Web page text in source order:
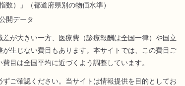
）」（都道府県別の物価水準）
開データ
が大きい一方、医療費（診療報酬は全国一律）や国立
生じない費目もあります。本サイトでは、この費目ご
目は全国平均に近づくよう調整しています。
ご確認ください。当サイトは情報提供を目的としてお